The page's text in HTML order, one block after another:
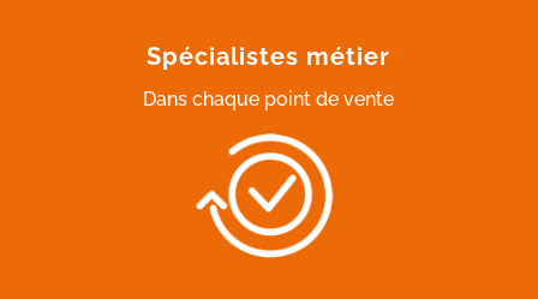
Spécialistes métier
Dans chaque point de vente